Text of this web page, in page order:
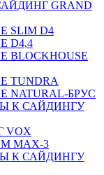
GRAND
SLIM D4
D4,4
BLOCKHOUSE
TUNDRA
NATURAL-БРУС
К САЙДИНГУ
VOX
MAX-3
К САЙДИНГУ